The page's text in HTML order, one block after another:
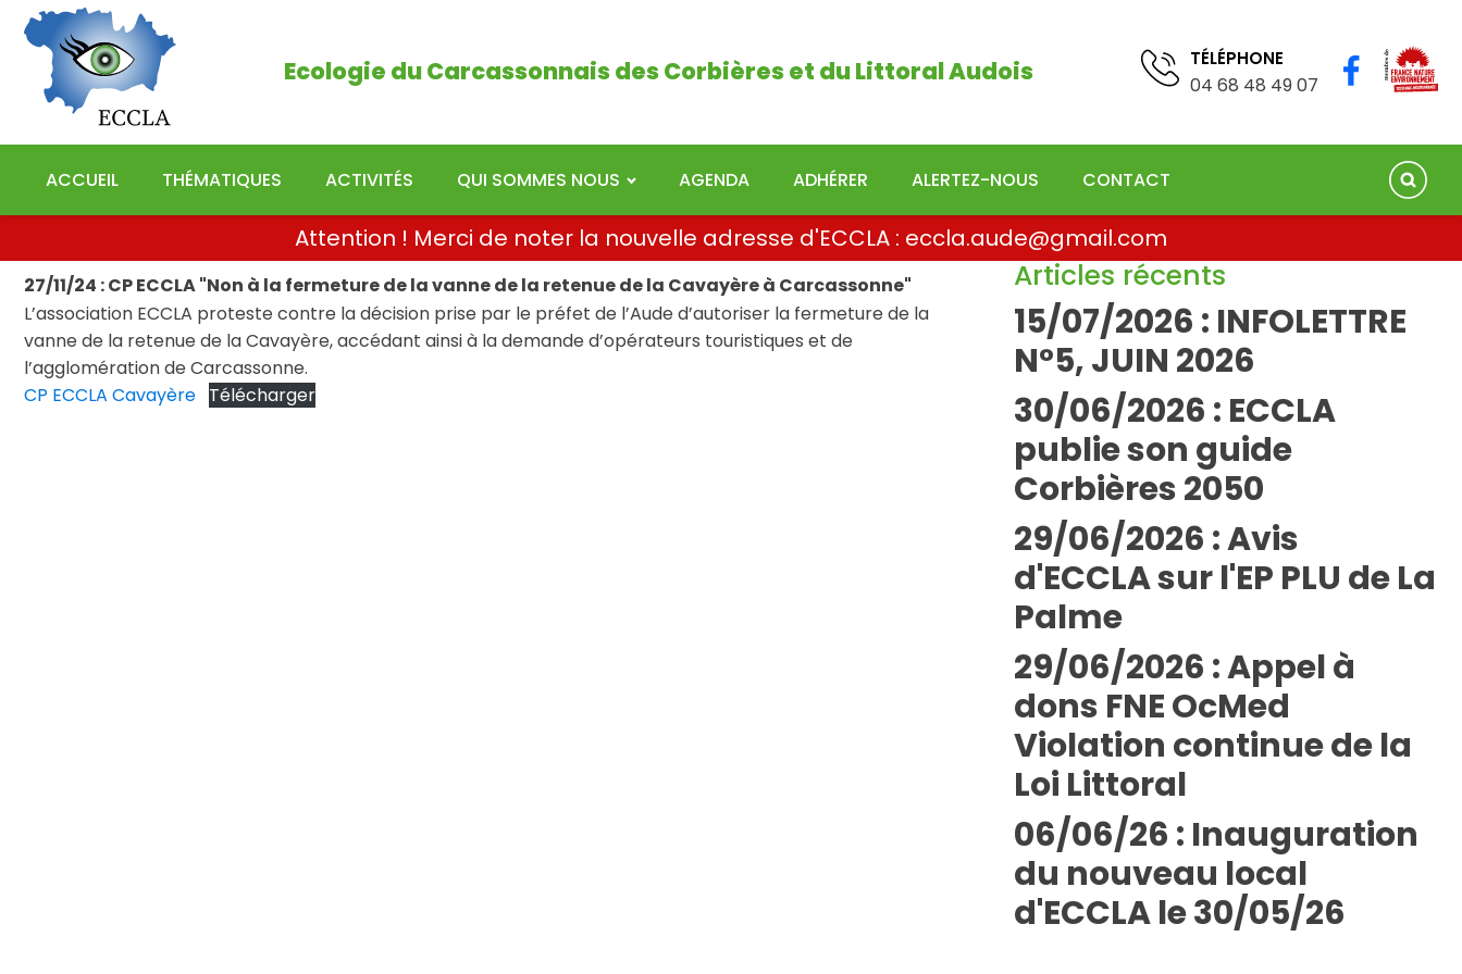
Ecologie du Carcassonnais des Corbières et du Littoral Audois TÉLÉPHONE
04 68 48 49 07
04 68 41 75 78
ACCUEIL THÉMATIQUES ACTIVITÉS QUI SOMMES NOUS AGENDA ADHÉRER ALERTEZ-NOUS CONTACT
Attention ! Merci de noter la nouvelle adresse d'ECCLA : eccla.aude@gmail.com
27/11/24 : CP ECCLA "Non à la fermeture de la vanne de la retenue de la Cavayère à Carcassonne"
L’association ECCLA proteste contre la décision prise par le préfet de l’Aude d’autoriser la fermeture de la
vanne de la retenue de la Cavayère, accédant ainsi à la demande d’opérateurs touristiques et de
l’agglomération de Carcassonne.
CP ECCLA Cavayère Télécharger
Articles récents
15/07/2026 : INFOLETTRE
N°5, JUIN 2026
30/06/2026 : ECCLA
publie son guide
Corbières 2050
29/06/2026 : Avis
d'ECCLA sur l'EP PLU de La
Palme
29/06/2026 : Appel à
dons FNE OcMed
Violation continue de la
Loi Littoral
06/06/26 : Inauguration
du nouveau local
d'ECCLA le 30/05/26